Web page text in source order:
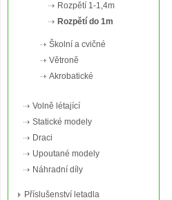
Rozpětí 1-1,4m
Rozpětí do 1m
Školní a cvičné
Větroně
Akrobatické
Volně létající
Statické modely
Draci
Upoutané modely
Náhradní díly
Příslušenství letadla